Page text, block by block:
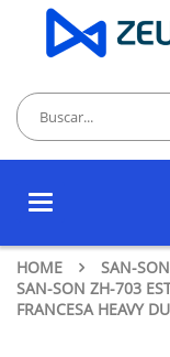
Toggle
HOME SAN-SON
SAN-SON ZH-703
FRANCESA HEAVY